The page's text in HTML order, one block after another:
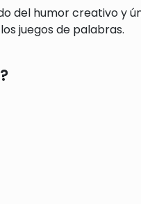
del humor creativo y
juegos de palabras.